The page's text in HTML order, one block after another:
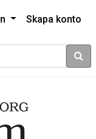
Skapa konto
Sök